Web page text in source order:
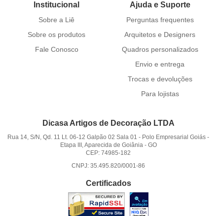
Institucional
Sobre a Liê
Sobre os produtos
Fale Conosco
Ajuda e Suporte
Perguntas frequentes
Arquitetos e Designers
Quadros personalizados
Envio e entrega
Trocas e devoluções
Para lojistas
Dicasa Artigos de Decoração LTDA
Rua 14, S/N, Qd. 11 Lt. 06-12 Galpão 02 Sala 01 - Polo Empresarial Goiás -
Etapa III, Aparecida de Goiânia - GO
CEP: 74985-182
CNPJ: 35.495.820/0001-86
Certificados